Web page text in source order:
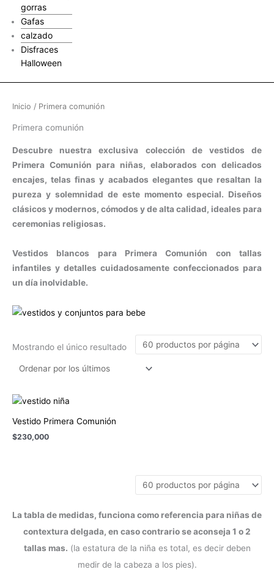
gorras
Gafas
calzado
Disfraces
Halloween
La tabla de medidas, funciona como referencia para niñas de
contextura delgada, en caso contrario se aconseja 1 o 2
tallas mas. (la estatura de la niña es total, es decir deben
medir de la cabeza a los pies).
Inicio / Primera comunión
Primera comunión
Descubre nuestra exclusiva colección de vestidos de
Primera Comunión para niñas, elaborados con delicados
encajes, telas finas y acabados elegantes que resaltan la
pureza y solemnidad de este momento especial. Diseños
clásicos y modernos, cómodos y de alta calidad, ideales para
ceremonias religiosas.
Vestidos blancos para Primera Comunión con tallas
infantiles y detalles cuidadosamente confeccionados para
un día inolvidable.
Mostrando el único resultado
Vestido Primera Comunión
$230,000